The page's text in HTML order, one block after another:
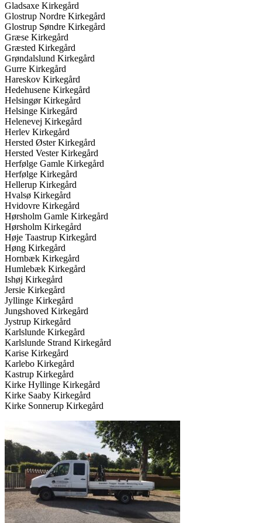
Gladsaxe Kirkegård
Glostrup Nordre Kirkegård
Glostrup Søndre Kirkegård
Græse Kirkegård
Græsted Kirkegård
Grøndalslund Kirkegård
Gurre Kirkegård
Hareskov Kirkegård
Hedehusene Kirkegård
Helsingør Kirkegård
Helsinge Kirkegård
Helenevej Kirkegård
Herlev Kirkegård
Hersted Øster Kirkegård
Hersted Vester Kirkegård
Herfølge Gamle Kirkegård
Herfølge Kirkegård
Hellerup Kirkegård
Hvalsø Kirkegård
Hvidovre Kirkegård
Hørsholm Gamle Kirkegård
Hørsholm Kirkegård
Høje Taastrup Kirkegård
Høng Kirkegård
Hornbæk Kirkegård
Humlebæk Kirkegård
Ishøj Kirkegård
Jersie Kirkegård
Jyllinge Kirkegård
Jungshoved Kirkegård
Jystrup Kirkegård
Karlslunde Kirkegård
Karlslunde Strand Kirkegård
Karise Kirkegård
Karlebo Kirkegård
Kastrup Kirkegård
Kirke Hyllinge Kirkegård
Kirke Saaby Kirkegård
Kirke Sonnerup Kirkegård